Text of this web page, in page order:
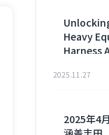
Heavy
Harness
2025.11.27
2025年4